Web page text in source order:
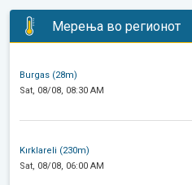
Мерења во регионот
Burgas (28m)
Sat, 08/08, 08:30 AM
Kırklareli (230m)
Sat, 08/08, 06:00 AM